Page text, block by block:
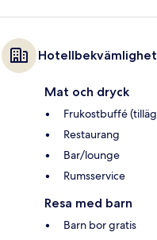
Mat och dryck
Frukostbuffé
Restaurang
Bar/lounge
Rumsservice
Resa med barn
Barn bor gratis